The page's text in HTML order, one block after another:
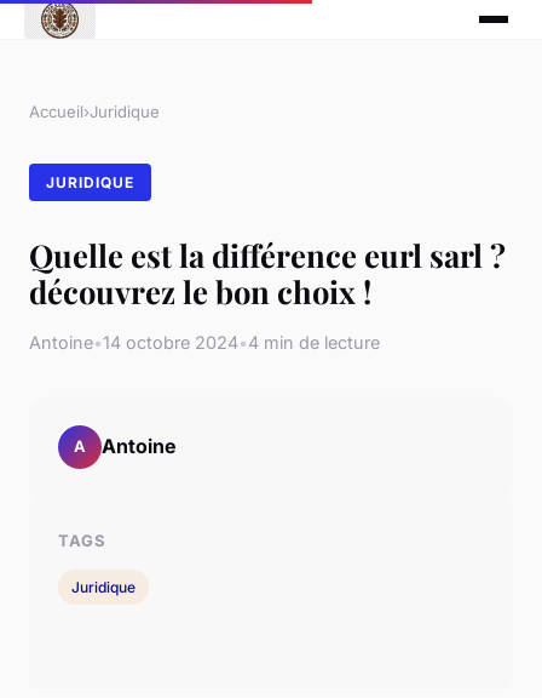
Accueil›Juridique
JURIDIQUE
Quelle est la différence eurl sarl ?
découvrez le bon choix !
Antoine•14 octobre 2024•4 min de lecture
A Antoine
TAGS
Juridique